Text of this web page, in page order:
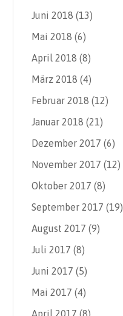
Juni 2018 (13)
Mai 2018 (6)
April 2018 (8)
März 2018 (4)
Februar 2018 (12)
Januar 2018 (21)
Dezember 2017 (6)
November 2017 (12)
Oktober 2017 (8)
September 2017 (19)
August 2017 (9)
Juli 2017 (8)
Juni 2017 (5)
Mai 2017 (4)
April 2017 (8)